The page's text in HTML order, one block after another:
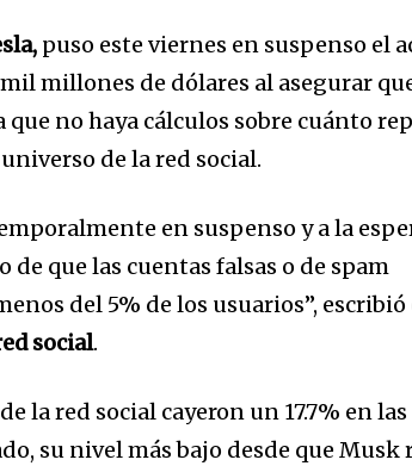
puso este viernes en suspenso el
millones de dólares al asegurar
que no haya cálculos sobre cuánto
de la red social.
en suspenso y a la
de que las cuentas falsas o de spam
del 5% de los usuarios”, escribió
social.
la red social cayeron un 17.7% en las
su nivel más bajo desde que Musk